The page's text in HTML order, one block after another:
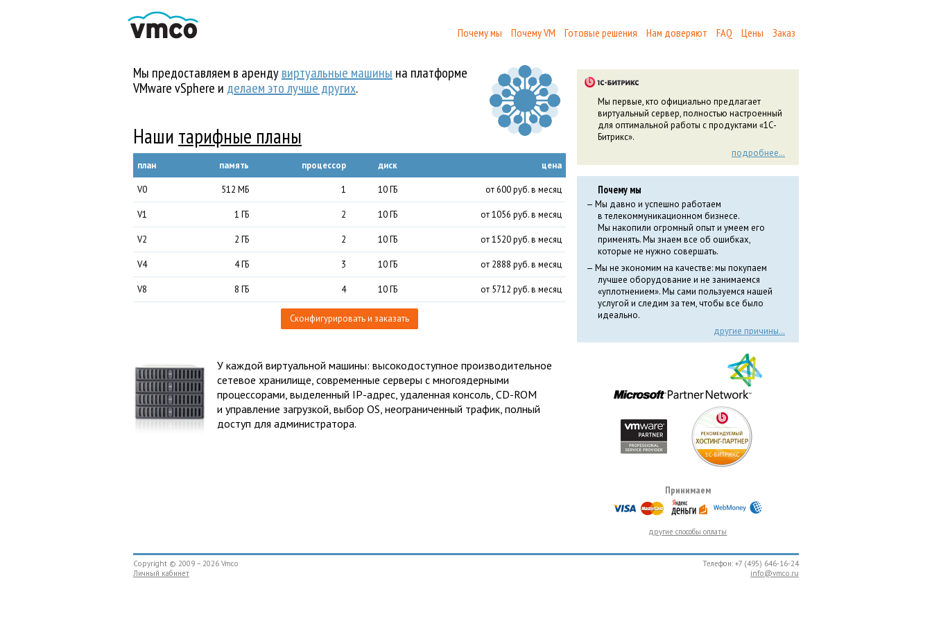
Почему мы Почему VM Готовые решения Нам доверяют FAQ Цены Заказ
Мы предоставляем в арендувиртуальные машины на платформе
VMware vSphere и делаем это лучше других.
Наши тарифные планы
план память процессор диск цена
V0 512 МБ 1 10 ГБ от 600 руб. в месяц
V1 1 ГБ 2 10 ГБ от 1056 руб. в месяц
V2 2 ГБ 2 10 ГБ от 1520 руб. в месяц
V4 4 ГБ 3 10 ГБ от 2888 руб. в месяц
V8 8 ГБ 4 10 ГБ от 5712 руб. в месяц
Сконфигурировать и заказать
У каждой виртуальной машины: высокодоступное производительное
сетевое хранилище, современные серверы с многоядерными
процессорами, выделенный IP-адрес, удаленная консоль, CD-ROM
и управление загрузкой, выбор OS, неограниченный трафик, полный
доступ для администратора.
Мы первые, кто официально предлагает
виртуальный сервер, полностью настроенный
для оптимальной работы с продуктами «1С-
Битрикс».
подробнее…
Почему мы
Мы давно и успешно работаем
в телекоммуникационном бизнесе.
Мы накопили огромный опыт и умеем его
применять. Мы знаем все об ошибках,
которые не нужно совершать.
Мы не экономим на качестве: мы покупаем
лучшее оборудование и не занимаемся
«уплотнением». Мы сами пользуемся нашей
услугой и следим за тем, чтобы все было
идеально.
другие причины…
Принимаем
другие способы оплаты
Copyright © 2009 – 2026 Vmco
Личный кабинет
Телефон: +7 (495) 646-16-24
info@vmco.ru